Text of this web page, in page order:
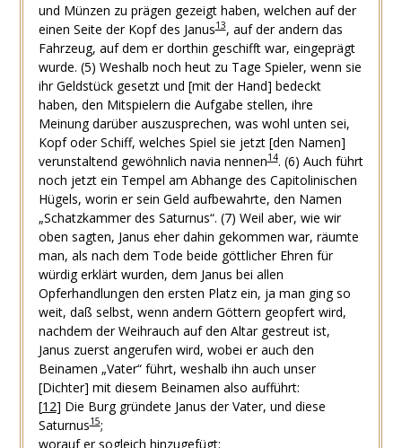
und Münzen zu prägen gezeigt haben, welchen auf der
einen Seite der Kopf des Janus13, auf der andern das
Fahrzeug, auf dem er dorthin geschifft war, eingeprägt
wurde. (5) Weshalb noch heut zu Tage Spieler, wenn sie
ihr Geldstück gesetzt und [mit der Hand] bedeckt
haben, den Mitspielern die Aufgabe stellen, ihre
Meinung darüber auszusprechen, was wohl unten sei,
Kopf oder Schiff, welches Spiel sie jetzt [den Namen]
verunstaltend gewöhnlich navia nennen14. (6) Auch führt
noch jetzt ein Tempel am Abhange des Capitolinischen
Hügels, worin er sein Geld aufbewahrte, den Namen
„Schatzkammer des Saturnus“. (7) Weil aber, wie wir
oben sagten, Janus eher dahin gekommen war, räumte
man, als nach dem Tode beide göttlicher Ehren für
würdig erklärt wurden, dem Janus bei allen
Opferhandlungen den ersten Platz ein, ja man ging so
weit, daß selbst, wenn andern Göttern geopfert wird,
nachdem der Weihrauch auf den Altar gestreut ist,
Janus zuerst angerufen wird, wobei er auch den
Beinamen „Vater“ führt, weshalb ihn auch unser
[Dichter] mit diesem Beinamen also aufführt:
[12] Die Burg gründete Janus der Vater, und diese
Saturnus15;
worauf er sogleich hinzugefügt: